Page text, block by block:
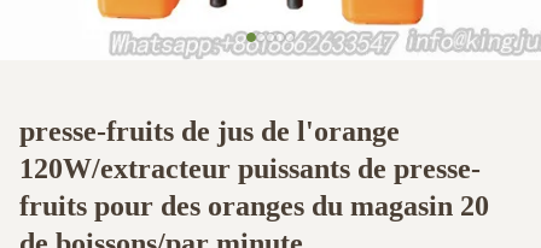
presse-fruits de jus de l'orange
120W/extracteur puissants de presse-
fruits pour des oranges du magasin 20